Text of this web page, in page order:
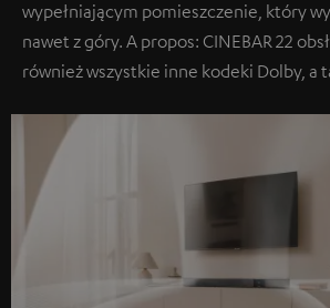
wypełniającym pomieszczenie, który
nawet z góry. A propos: CINEBAR 22
również wszystkie inne kodeki Dolby, a